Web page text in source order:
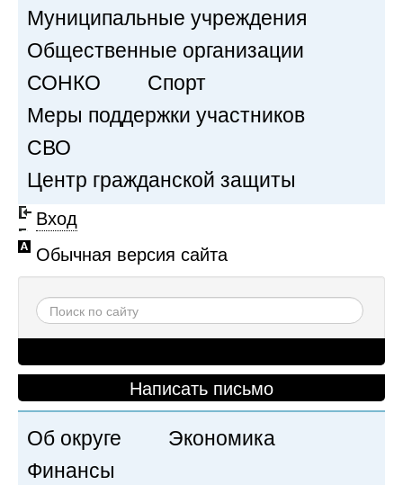
Муниципальные учреждения
Общественные организации
СОНКО
Спорт
Меры поддержки участников
СВО
Центр гражданской защиты
Вход
Обычная версия сайта
Написать письмо
Об округе
Экономика
Финансы